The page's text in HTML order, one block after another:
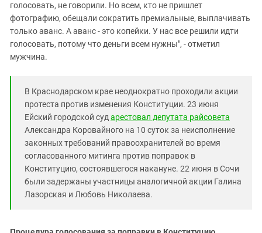
голосовать, не говорили. Но всем, кто не пришлет
фотографию, обещали сократить премиальные, выплачивать
только аванс. А аванс - это копейки. У нас все решили идти
голосовать, потому что деньги всем нужны", - отметил
мужчина.
В Краснодарском крае неоднократно проходили акции
протеста против изменения Конституции. 23 июня
Ейский городской сударестовал депутата райсовета
Александра Коровайного на 10 суток за неисполнение
законных требований правоохранителей во время
согласованного митинга против поправок в
Конституцию, состоявшегося накануне. 22 июня в Сочи
были задержаны участницы аналогичной акции Галина
Лазорская и Любовь Николаева.